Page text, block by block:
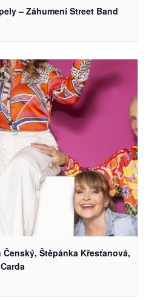
– Záhumení Street Band
Štěpánka Křesťanová,